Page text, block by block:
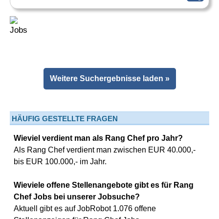
Weitere Suchergebnisse laden »
HÄUFIG GESTELLTE FRAGEN
Wieviel verdient man als Rang Chef pro Jahr?
Als Rang Chef verdient man zwischen EUR 40.000,-
bis EUR 100.000,- im Jahr.
Wieviele offene Stellenangebote gibt es für Rang
Chef Jobs bei unserer Jobsuche?
Aktuell gibt es auf JobRobot 1.076 offene